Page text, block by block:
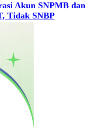
Akun SNPMB dan
Tidak SNBP